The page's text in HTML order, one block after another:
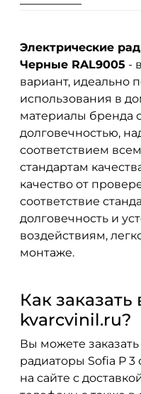
Электрические
Черные RAL9005 -
вариант, идеально
использования в
материалы бренда
долговечностью,
соответствием
стандартам
качество от
соответствие
долговечность и
воздействиям,
монтаже.
Как
kvarcvinil.ru?
Вы можете
радиаторы Sofia P
на сайте с